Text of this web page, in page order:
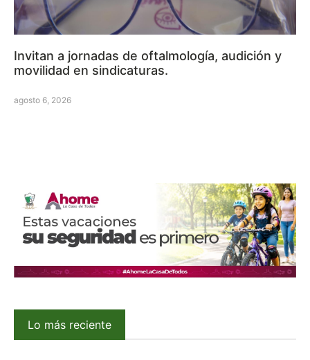
Invitan a jornadas de oftalmología, audición y
movilidad en sindicaturas.
agosto 6, 2026
Lo más reciente